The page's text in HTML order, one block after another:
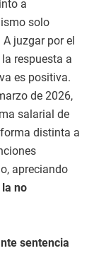
a
solo
juzgar por el
respuesta a
es positiva.
de 2026,
salarial de
distinta a
apreciando
no
sentencia